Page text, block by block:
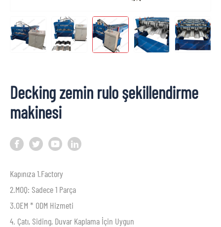
Decking zemin rulo şekillendirme
makinesi
Kapınıza 1.Factory
2.MOQ: Sadece 1 Parça
3.OEM * ODM Hizmeti
4. Çatı, Siding, Duvar Kaplama İçin Uygun